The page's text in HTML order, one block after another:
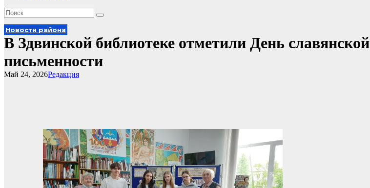
Новости района
В Здвинской библиотеке отметили День славянской
письменности
Редакция
Май 24, 2026